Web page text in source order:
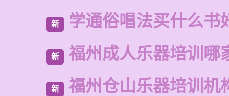
新 学通俗唱法买什么书
新 福州成人乐器培训哪
新 福州仓山乐器培训机